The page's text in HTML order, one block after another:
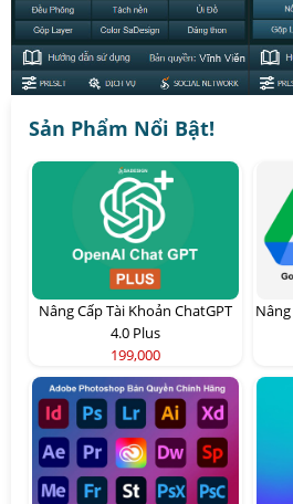
Sản Phẩm Nổi Bật!
Nâng Cấp Tài Khoản ChatGPT
4.0 Plus
199,000